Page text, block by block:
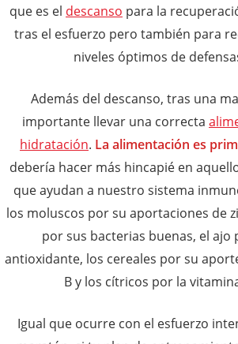
que es el descanso para la
tras el esfuerzo pero también para
niveles óptimos de
Además del descanso, tras una
importante llevar una correcta
hidratación. La alimentación es
debería hacer más hincapié en
que ayudan a nuestro sistema
los moluscos por su aportaciones de
por sus bacterias buenas, el ajo
antioxidante, los cereales por su
B y los cítricos por la
Igual que ocurre con el esfuerzo